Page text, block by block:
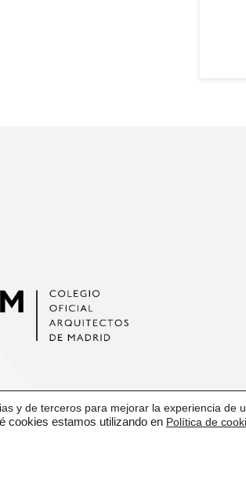
y de terceros para mejorar la experiencia de
cookies estamos utilizando en Política de